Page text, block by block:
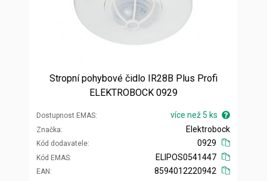
Stropní pohybové čidlo IR28B Plus Profi
ELEKTROBOCK 0929
Dostupnost EMAS více než 5 ks
Značka
Kód dodavatele
Elektrobock
0929
Kód EMAS
EAN
ELIPOS0541447
8594012220942